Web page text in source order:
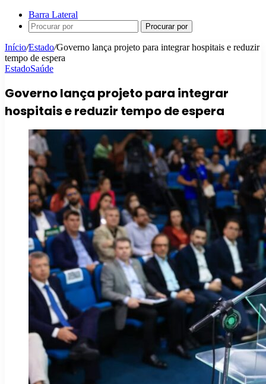
Barra Lateral
Procurar por
Início/Estado/Governo lança projeto para integrar hospitais e reduzir
tempo de espera
EstadoSaúde
Governo lança projeto para integrar
hospitais e reduzir tempo de espera